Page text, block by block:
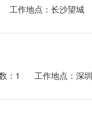
工作地点：长沙望城
：1 工作地点：深圳